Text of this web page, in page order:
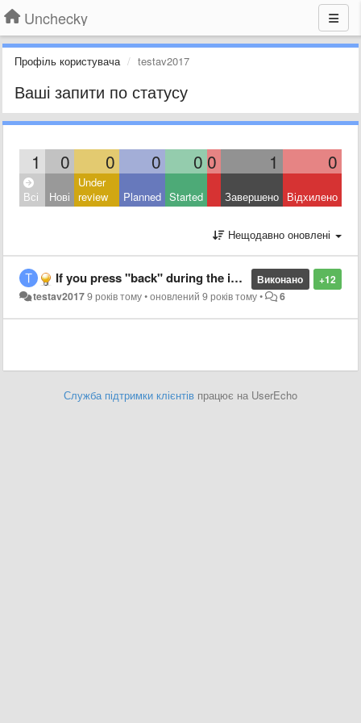
Unchecky
Профіль користувача testav2017
Ваші запити по статусу
1 0 0 0 0 0 1 0
Всі Нові
Under
review
Planned Started Завершено Відхилено
Нещодавно оновлені
+12
Виконано
If you press "back" during the installation and then "next" again, then the checkmarks will be installed in the opposite direction.
testav20179 років тому•оновлений9 років тому• 6
Служба підтримки клієнтів працює на UserEcho